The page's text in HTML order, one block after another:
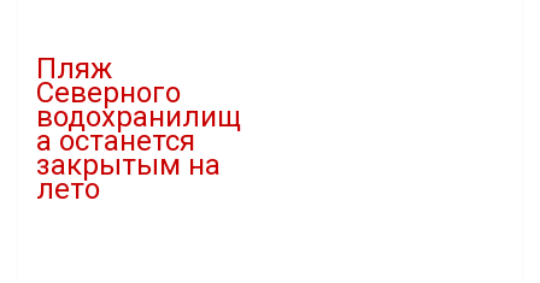
Пляж
Северного
водохранилищ
а останется
закрытым на
лето